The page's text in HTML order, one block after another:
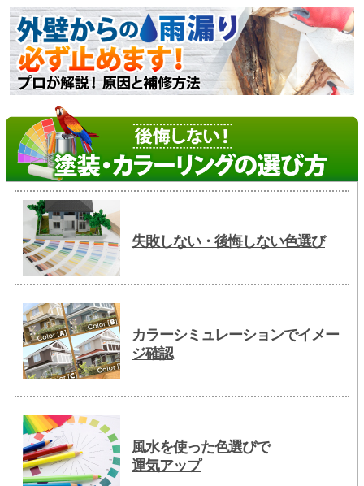
失敗しない・後悔しない色選び
カラーシミュレーションでイメー
ジ確認
風水を使った色選びで
運気アップ